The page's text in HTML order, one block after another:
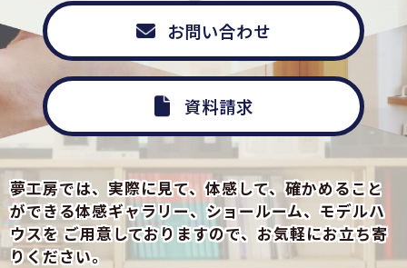
お問い合わせ
資料請求
夢工房では、実際に見て、体感して、確かめること
ができる体感ギャラリー、ショールーム、モデルハ
ウスをご用意しておりますので、お気軽にお立ち寄
りください。